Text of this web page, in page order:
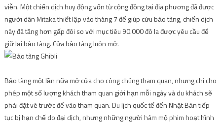
viễn. Một chiến dịch huy động vốn từ cộng đồng tại địa phương đã được
người dân Mitaka thiết lập vào tháng 7 để giúp cứu bảo tàng, chiến dịch
này đã tăng hơn gấp đôi so với mục tiêu 90.000 đô la được yêu cầu để
giữ lại bảo tàng. Cửa bảo tàng luôn mở.
Bảo tàng một lần nữa mở cửa cho công chúng tham quan, nhưng chỉ cho
phép một số lượng khách tham quan giới hạn mỗi ngày và du khách sẽ
phải đặt vé trước để vào tham quan. Du lịch quốc tế đến Nhật Bản tiếp
tục bị hạn chế do đại dịch, nhưng những người hâm mộ phim hoạt hình